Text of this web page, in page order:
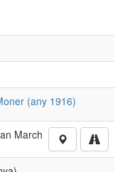
(any 1916)
March